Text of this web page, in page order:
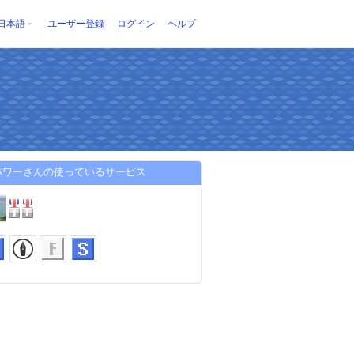
本語 ユーザー登録 ログイン ヘルプ
ーさんの使っているサービス